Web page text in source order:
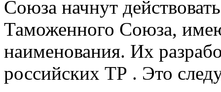
Союза начнут
Таможенного Союза,
наименования. Их
российских ТР . Это